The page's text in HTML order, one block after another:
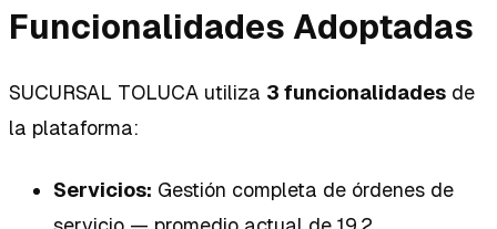
Funcionalidades Adoptadas
SUCURSAL TOLUCA utiliza 3 funcionalidades de
la plataforma:
Servicios: Gestión completa de órdenes de